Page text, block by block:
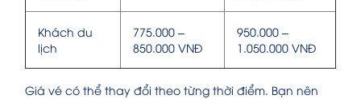
Khách du
lịch
775.000 –
850.000 VNĐ
950.000 –
1.050.000 VNĐ
Giá vé có thể thay đổi theo từng thời điểm. Bạn nên